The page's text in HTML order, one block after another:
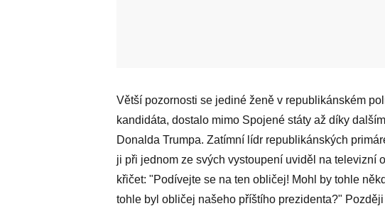
Větší pozornosti se jediné ženě v republikánském
kandidáta, dostalo mimo Spojené státy až díky
Donalda Trumpa. Zatímní lídr republikánských
ji při jednom ze svých vystoupení uviděl na televizní
křičet: "Podívejte se na ten obličej! Mohl by tohle
tohle byl obličej našeho příštího prezidenta?"